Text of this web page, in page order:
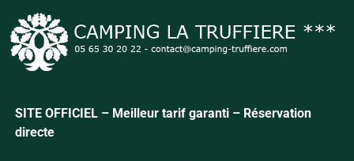
SITE OFFICIEL – Meilleur tarif garanti – Réservation
directe